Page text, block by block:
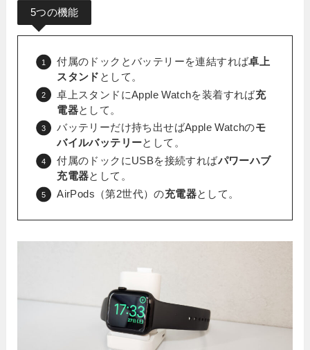
5つの機能
付属のドックとバッテリーを連結すれば卓上
スタンド として。
卓上スタンドにApple Watchを装着すれば充
電器として。
バッテリーだけ持ち出せばApple Watchのモ
バイルバッテリーとして。
付属のドックにUSBを接続すればパワーハブ
充電器として。
AirPods（第2世代）の充電器として。